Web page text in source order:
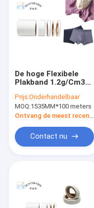
De hoge Flexibele
Plakband 1.2g/Cm3
Hete Smelting voor
Memoranda
Vriendschappelijke
Prijs:Onderhandelbaar
MOQ:1535MM*100 meters
Ontvang de meest recente Prijs
Contact nu